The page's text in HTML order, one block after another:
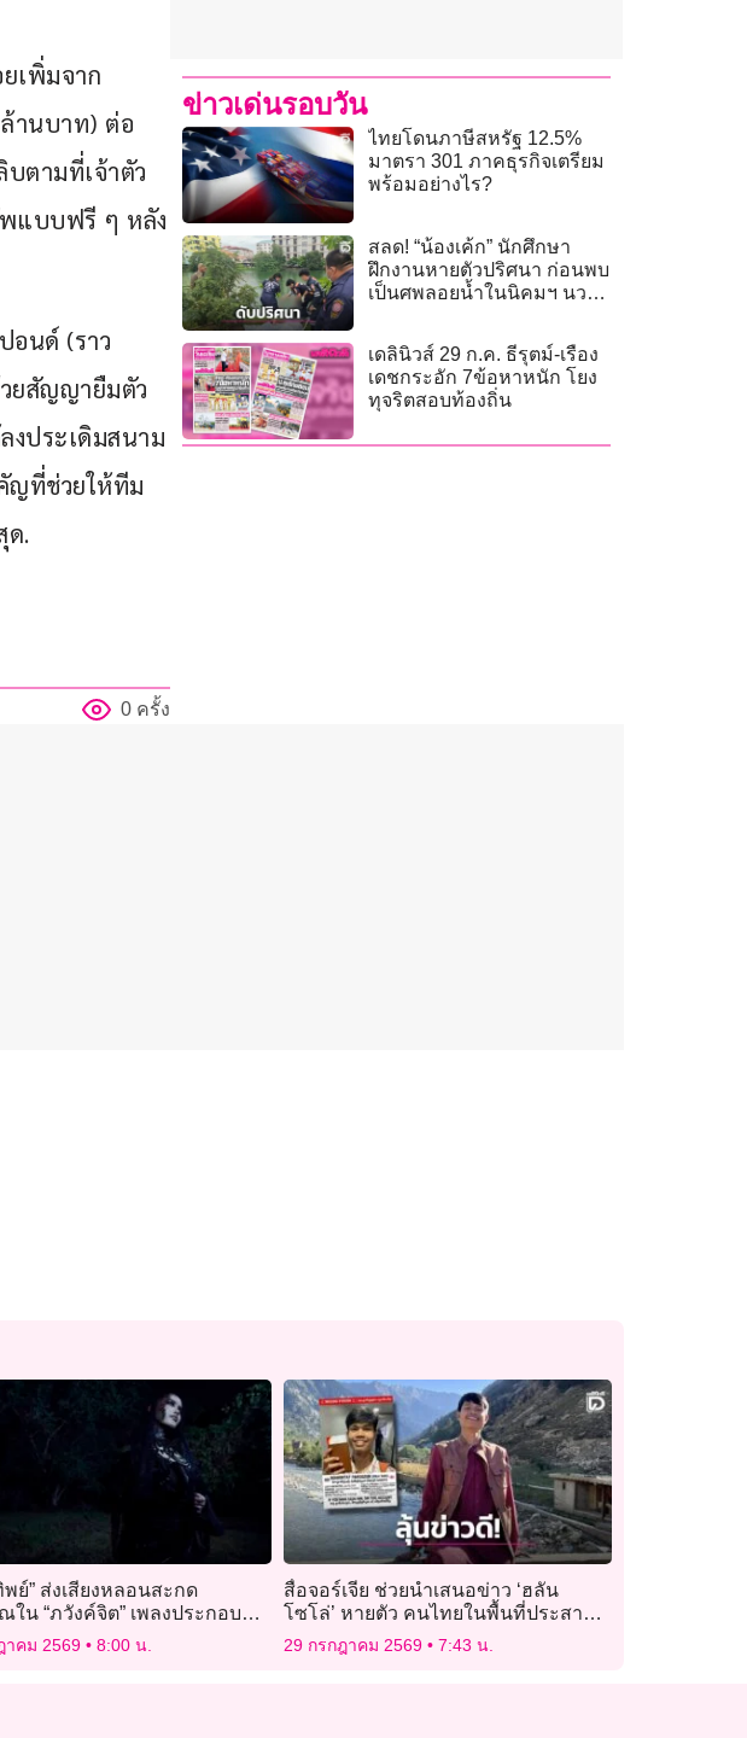
เพิ่มจาก
านบาท) ต่อ
ตามที่เจ้าตัว
พแบบฟรี ๆ หลัง
อนด์ (ราว
ยสัญญายืมตัว
งประเดิมสนาม
ญที่ช่วยให้ทีม
ด.
0 ครั้ง
ข่าวเด่นรอบวัน
ไทยโดนภาษีสหรัฐ 12.5%
มาตรา 301 ภาคธุรกิจเตรียม
พร้อมอย่างไร?
สลด! “น้องเค้ก” นักศึกษา
ฝึกงานหายตัวปริศนา ก่อนพบ
เป็นศพลอยน้ำในนิคมฯ นว
เดลินิวส์ 29 ก.ค. ธีรุตม์-เรือง
เดชกระอัก 7ข้อหาหนัก โยง
ทุจริตสอบท้องถิ่น
พย์” ส่งเสียงหลอนสะกด
น “ภวังค์จิต” เพลงประกอบ
ภาพของหมอผี”
าคม 2569 8:00 น.
สื่อจอร์เจีย ช่วยนำเสนอข่าว ‘ฮลัน
โซโล่’ หายตัว คนไทยในพื้นที่ประสาน
ตร.-สถานทูต
29 กรกฎาคม 2569 7:43 น.